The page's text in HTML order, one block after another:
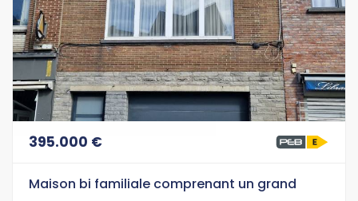
395.000 €
Maison bi familiale comprenant un grand